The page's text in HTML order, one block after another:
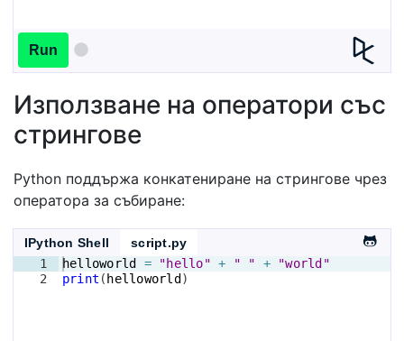
Run
Използване на оператори със
стрингове
Python поддържа конкатениране на стрингове чрез
оператора за събиране:
IPython Shell
script.py
1
2
helloworld = "hello" + " " +
"world"
print ( helloworld )